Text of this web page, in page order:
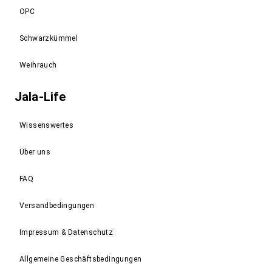
OPC
Schwarzkümmel
Weihrauch
Jala-Life
Wissenswertes
Über uns
FAQ
Versandbedingungen
Impressum & Datenschutz
Allgemeine Geschäftsbedingungen